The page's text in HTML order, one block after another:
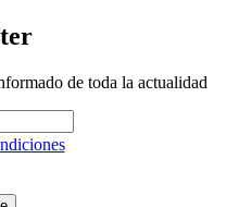
de toda la actualidad